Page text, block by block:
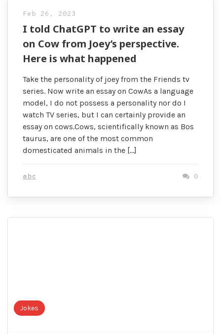
Feb 26, 2023
I told ChatGPT to write an essay
on Cow from Joey’s perspective.
Here is what happened
Take the personality of joey from the Friends tv
series. Now write an essay on CowAs a language
model, I do not possess a personality nor do I
watch TV series, but I can certainly provide an
essay on cows.Cows, scientifically known as Bos
taurus, are one of the most common
domesticated animals in the […]
abc 0
Jokes